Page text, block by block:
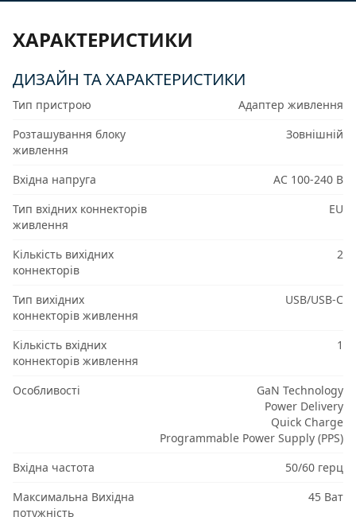
ХАРАКТЕРИСТИКИ
ДИЗАЙН ТА ХАРАКТЕРИСТИКИ
Тип пристрою
Адаптер живлення
Розташування блоку
живлення
Зовнішній
Вхідна напруга
AC 100-240 В
Тип вхідних коннекторів
живлення
EU
Кількість вихідних
коннекторів
2
Тип вихідних
коннекторів живлення
USB/USB-C
Кількість вхідних
коннекторів живлення
1
Особливості
GaN Technology
Power Delivery
Quick Charge
Programmable Power Supply (PPS)
Вхідна частота
50/60 герц
Максимальна Вихідна
потужність
45 Ват